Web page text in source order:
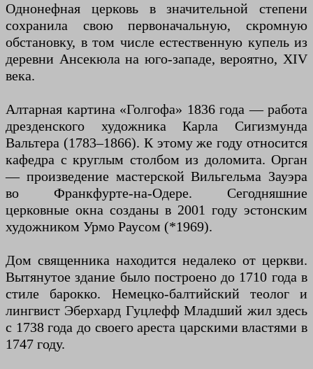
Однонефная церковь в значительной степени
сохранила свою первоначальную, скромную
обстановку, в том числе естественную купель из
деревни Ансекюла на юго-западе, вероятно, XIV
века.
Алтарная картина «Голгофа» 1836 года — работа
дрезденского художника Карла Сигизмунда
Вальтера (1783–1866). К этому же году относится
кафедра с круглым столбом из доломита. Орган
— произведение мастерской Вильгельма Зауэра
во Франкфурте-на-Одере. Сегодняшние
церковные окна созданы в 2001 году эстонским
художником Урмо Раусом (*1969).
Дом священника находится недалеко от церкви.
Вытянутое здание было построено до 1710 года в
стиле барокко. Немецко-балтийский теолог и
лингвист Эберхард Гуцлефф Младший жил здесь
с 1738 года до своего ареста царскими властями в
1747 году.